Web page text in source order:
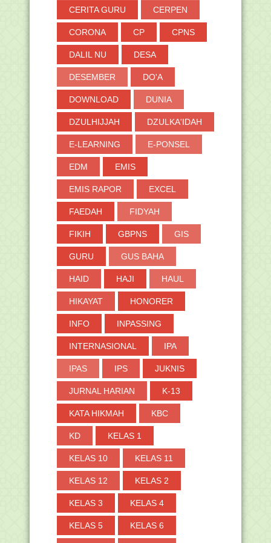
CERITA GURU CERPEN
CORONA CP CPNS
DALIL NU DESA
DESEMBER DO'A
DOWNLOAD DUNIA
DZULHIJJAH DZULKA'IDAH
E-LEARNING E-PONSEL
EDM EMIS
EMIS RAPOR EXCEL
FAEDAH FIDYAH
FIKIH GBPNS GIS
GURU GUS BAHA
HAID HAJI HAUL
HIKAYAT HONORER
INFO INPASSING
INTERNASIONAL IPA
IPAS IPS JUKNIS
JURNAL HARIAN K-13
KATA HIKMAH KBC
KD KELAS 1
KELAS 10 KELAS 11
KELAS 12 KELAS 2
KELAS 3 KELAS 4
KELAS 5 KELAS 6